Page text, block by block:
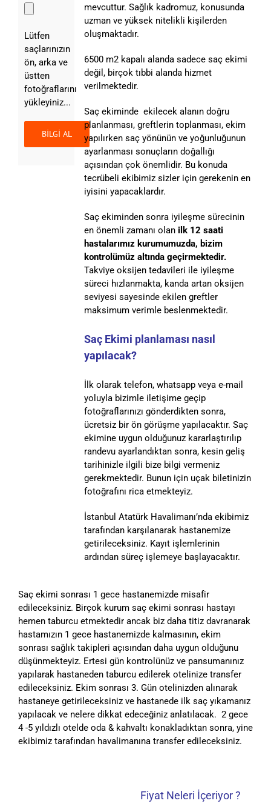
Lütfen
saçlarınızın
ön, arka ve
üstten
fotoğraflarını
yükleyiniz...
mevcuttur. Sağlık kadromuz, konusunda
uzman ve yüksek nitelikli kişilerden
oluşmaktadır.
6500 m2 kapalı alanda sadece saç ekimi
değil, birçok tıbbi alanda hizmet
verilmektedir.
Saç ekiminde ekilecek alanın doğru
planlanması, greftlerin toplanması, ekim
yapılırken saç yönünün ve yoğunluğunun
ayarlanması sonuçların doğallığı
açısından çok önemlidir. Bu konuda
tecrübeli ekibimiz sizler için gerekenin en
iyisini yapacaklardır.
Saç ekiminden sonra iyileşme sürecinin
en önemli zamanı olan ilk 12 saati
hastalarımız kurumumuzda, bizim
kontrolümüz altında geçirmektedir.
Takviye oksijen tedavileri ile iyileşme
süreci hızlanmakta, kanda artan oksijen
seviyesi sayesinde ekilen greftler
maksimum verimle beslenmektedir.
Saç Ekimi planlaması nasıl
yapılacak?
İlk olarak telefon, whatsapp veya e-mail
yoluyla bizimle iletişime geçip
fotoğraflarınızı gönderdikten sonra,
ücretsiz bir ön görüşme yapılacaktır. Saç
ekimine uygun olduğunuz kararlaştırılıp
randevu ayarlandıktan sonra, kesin geliş
tarihinizle ilgili bize bilgi vermeniz
gerekmektedir. Bunun için uçak biletinizin
fotoğrafını rica etmekteyiz.
İstanbul Atatürk Havalimanı’nda ekibimiz
tarafından karşılanarak hastanemize
getirileceksiniz. Kayıt işlemlerinin
ardından süreç işlemeye başlayacaktır.
Saç ekimi sonrası 1 gece hastanemizde misafir
edileceksiniz. Birçok kurum saç ekimi sonrası hastayı
hemen taburcu etmektedir ancak biz daha titiz davranarak
hastamızın 1 gece hastanemizde kalmasının, ekim
sonrası sağlık takipleri açısından daha uygun olduğunu
düşünmekteyiz. Ertesi gün kontrolünüz ve pansumanınız
yapılarak hastaneden taburcu edilerek otelinize transfer
edileceksiniz. Ekim sonrası 3. Gün otelinizden alınarak
hastaneye getirileceksiniz ve hastanede ilk saç yıkamanız
yapılacak ve nelere dikkat edeceğiniz anlatılacak. 2 gece
4 -5 yıldızlı otelde oda & kahvaltı konakladıktan sonra, yine
ekibimiz tarafından havalimanına transfer edileceksiniz.
Fiyat Neleri İçeriyor ?